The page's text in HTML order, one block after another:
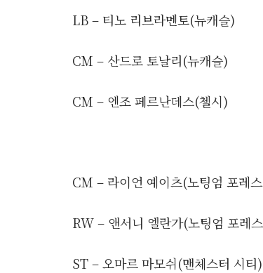
LB – 티노 리브라멘토(뉴캐슬)
CM – 산드로 토날리(뉴캐슬)
CM – 엔조 페르난데스(첼시)
CM – 라이언 예이츠(노팅엄 포레
RW – 앤서니 엘란가(노팅엄 포레
ST – 오마르 마모쉬(맨체스터 시티)